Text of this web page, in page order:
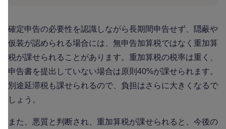
確定申告の必要性を認識しながら長期間申告せず、隠蔽や
仮装が認められる場合には、無申告加算税ではなく重加算
税が課せられることがあります。重加算税の税率は重く、
申告書を提出していない場合は原則40%が課せられます。
別途延滞税も課せられるので、負担はさらに大きくなるで
しょう。
また、悪質と判断され、重加算税が課せられると、今後の